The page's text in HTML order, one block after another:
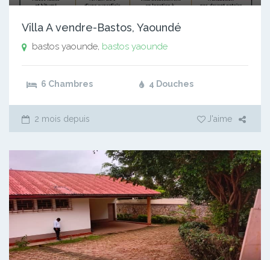
Villa A vendre-Bastos, Yaoundé
bastos yaounde, bastos yaounde
6 Chambres 4 Douches
2 mois depuis J'aime